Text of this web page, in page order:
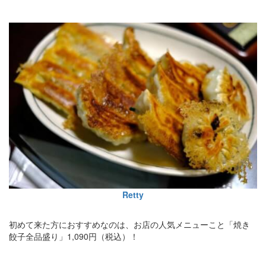
Retty
初めて来た方におすすめなのは、お店の人気メニューこと「焼き
餃子全品盛り」1,090円（税込）！